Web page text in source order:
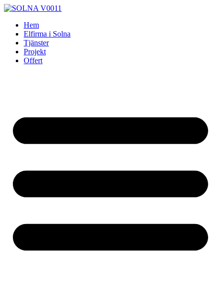
Skip
contentHem
Elfirma i Solna
Tjänster
Projekt
Offert